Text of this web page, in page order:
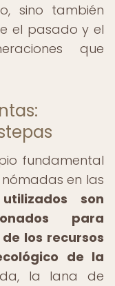
sino también
el pasado y el
que
fundamental
en las
son
para
los recursos
de la
la lana de